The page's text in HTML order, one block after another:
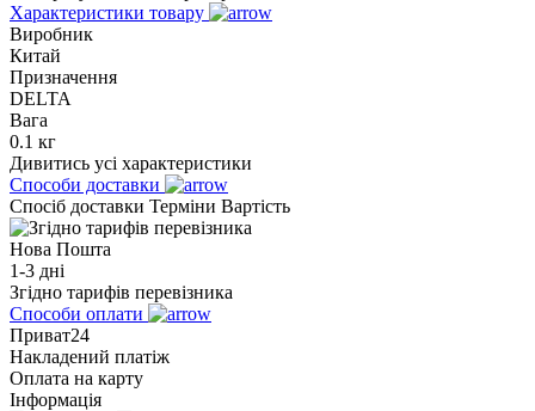
Характеристики товару
Виробник
Китай
Призначення
DELTA
Вага
0.1 кг
Дивитись усі характеристики
Способи доставки
Спосіб доставки Терміни Вартість
Нова Пошта
1-3 дні
Згідно тарифів перевізника
Способи оплати
Приват24
Накладений платіж
Оплата на карту
Інформація